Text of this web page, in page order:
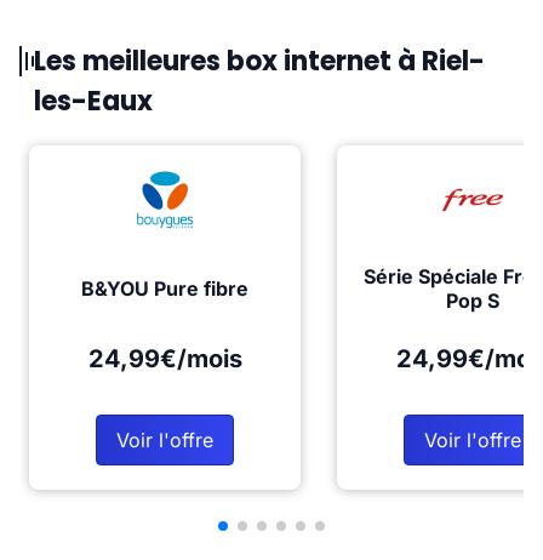
Les meilleures box internet à Riel-
les-Eaux
B&YOU Pure fibre
24,99€/mois
Voir l'offre
Série Spéciale
Pop S
24,99€/
Voir l'offre